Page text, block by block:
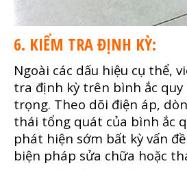
6. KIỂM TRA ĐỊNH KỲ:
Ngoài các dấu hiệu cụ thể,
tra định kỳ trên bình ắc quy
trọng. Theo dõi điện áp,
thái tổng quát của bình ắc
phát hiện sớm bất kỳ vấn
biện pháp sửa chữa hoặc